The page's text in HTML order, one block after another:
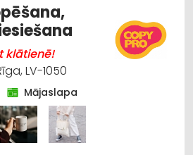
klātienē!
LV-1050
Mājaslapa